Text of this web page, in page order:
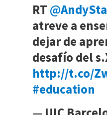
RT
atreve a
dejar de
desafío del
http://t.co/
#education